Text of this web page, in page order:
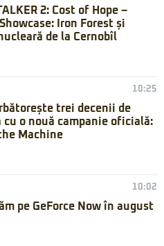
2: Cost of Hope –
Iron Forest și
de la Cernobîl
10:25
trei decenii de
o nouă campanie oficială:
Machine
10:02
pe GeForce Now în august